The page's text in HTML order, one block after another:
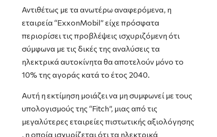
Αντιθέτως με τα ανωτέρω αναφερόμενα, η
εταιρεία “ExxonMobil” είχε πρόσφατα
περιορίσει τις προβλέψεις ισχυριζόμενη ότι
σύμφωνα με τις δικές της αναλύσεις τα
ηλεκτρικά αυτοκίνητα θα αποτελούν μόνο το
10% της αγοράς κατά το έτος 2040.
Αυτή η εκτίμηση μοιάζει να μη συμφωνεί με τους
υπολογισμούς της “Fitch”, μιας από τις
μεγαλύτερες εταιρείες πιστωτικής αξιολόγησης
, η οποία ισχυρίζεται ότι τα ηλεκτρικά